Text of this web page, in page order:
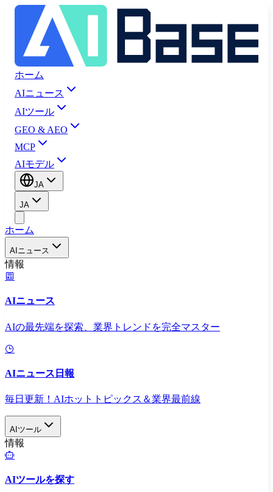
ホーム
AIニュース
AIツール
GEO & AEO
MCP
AIモデル
JA
JA
ホーム
AIニュース
情報
AIニュース
AIの最先端を探索、業界トレンドを完全マスター
AIニュース日報
毎日更新！AIホットトピックス＆業界最前線
AIツール
情報
AIツールを探す